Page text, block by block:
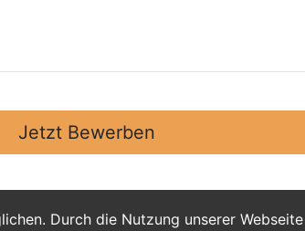
Durch die Nutzung unserer
Jetzt Bewerben